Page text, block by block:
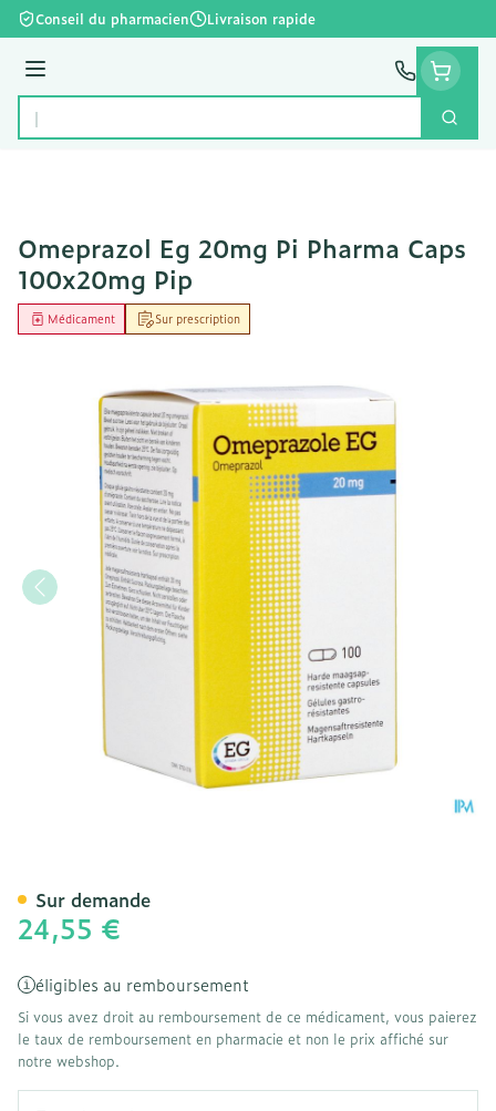
Aller au contenu
Conseil du pharmacien Livraison rapide
Menu
Rechercher
Omeprazol Eg 20mg Pi Pharma Caps
100x20mg Pip
Sur prescription
Médicament
24,55 €
éligibles au remboursement
Si vous avez droit au remboursement de ce médicament, vous paierez
le taux de remboursement en pharmacie et non le prix affiché sur
notre webshop.
Sur demande